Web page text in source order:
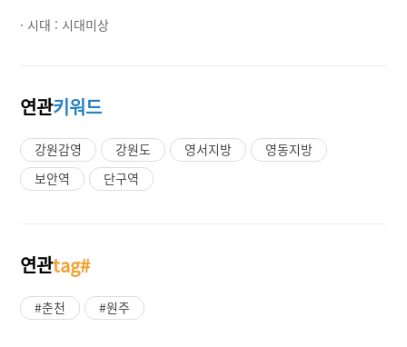
· 시대 : 시대미상
연관키워드
강원감영 강원도 영서지방
영동지방
보안역
단구역
연관tag#
#춘천 #원주